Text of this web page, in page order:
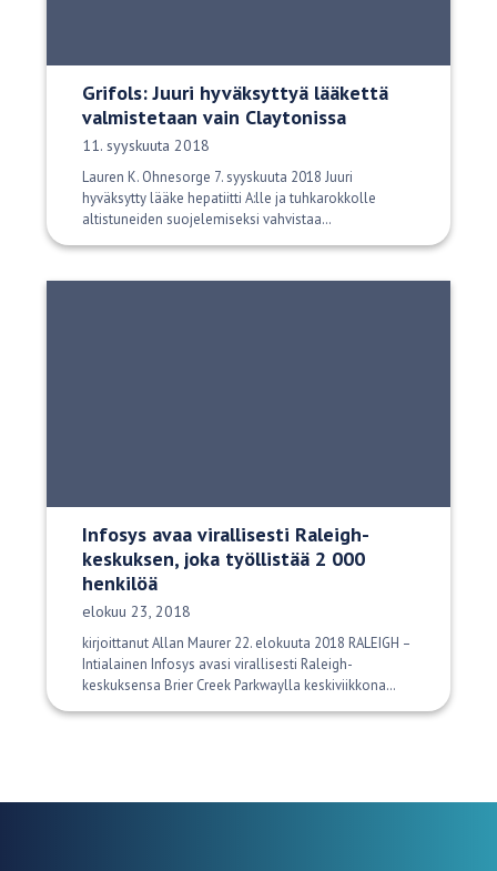
Grifols: Juuri hyväksyttyä lääkettä
valmistetaan vain Claytonissa
Julkaisupäivä:
11. syyskuuta 2018
Lauren K. Ohnesorge 7. syyskuuta 2018 Juuri
hyväksytty lääke hepatiitti A:lle ja tuhkarokkolle
altistuneiden suojelemiseksi vahvistaa…
Infosys avaa virallisesti Raleigh-
keskuksen, joka työllistää 2 000
henkilöä
Julkaisupäivä:
elokuu 23, 2018
kirjoittanut Allan Maurer 22. elokuuta 2018 RALEIGH –
Intialainen Infosys avasi virallisesti Raleigh-
keskuksensa Brier Creek Parkwaylla keskiviikkona…